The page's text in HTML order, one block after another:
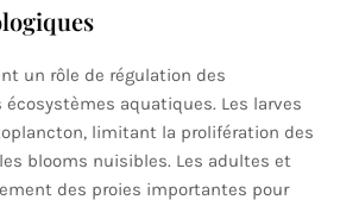
un rôle de régulation des
aquatiques. Les larves
limitant la prolifération des
blooms nuisibles. Les adultes et
des proies importantes pour